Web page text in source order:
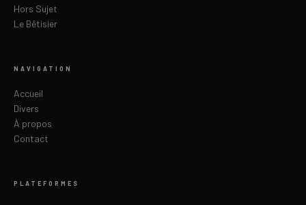
Hors Sujet
Le Bêtisier
NAVIGATION
Accueil
Divers
À propos
Contact
PLATEFORMES